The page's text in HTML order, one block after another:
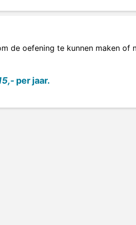
de oefening te kunnen maken of
per jaar.